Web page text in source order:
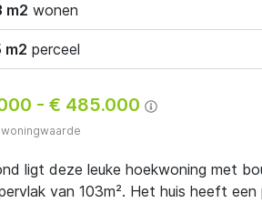
m2 wonen
m2 perceel
- € 485.000
ligt deze leuke hoekwoning met
van 103m². Het huis heeft een